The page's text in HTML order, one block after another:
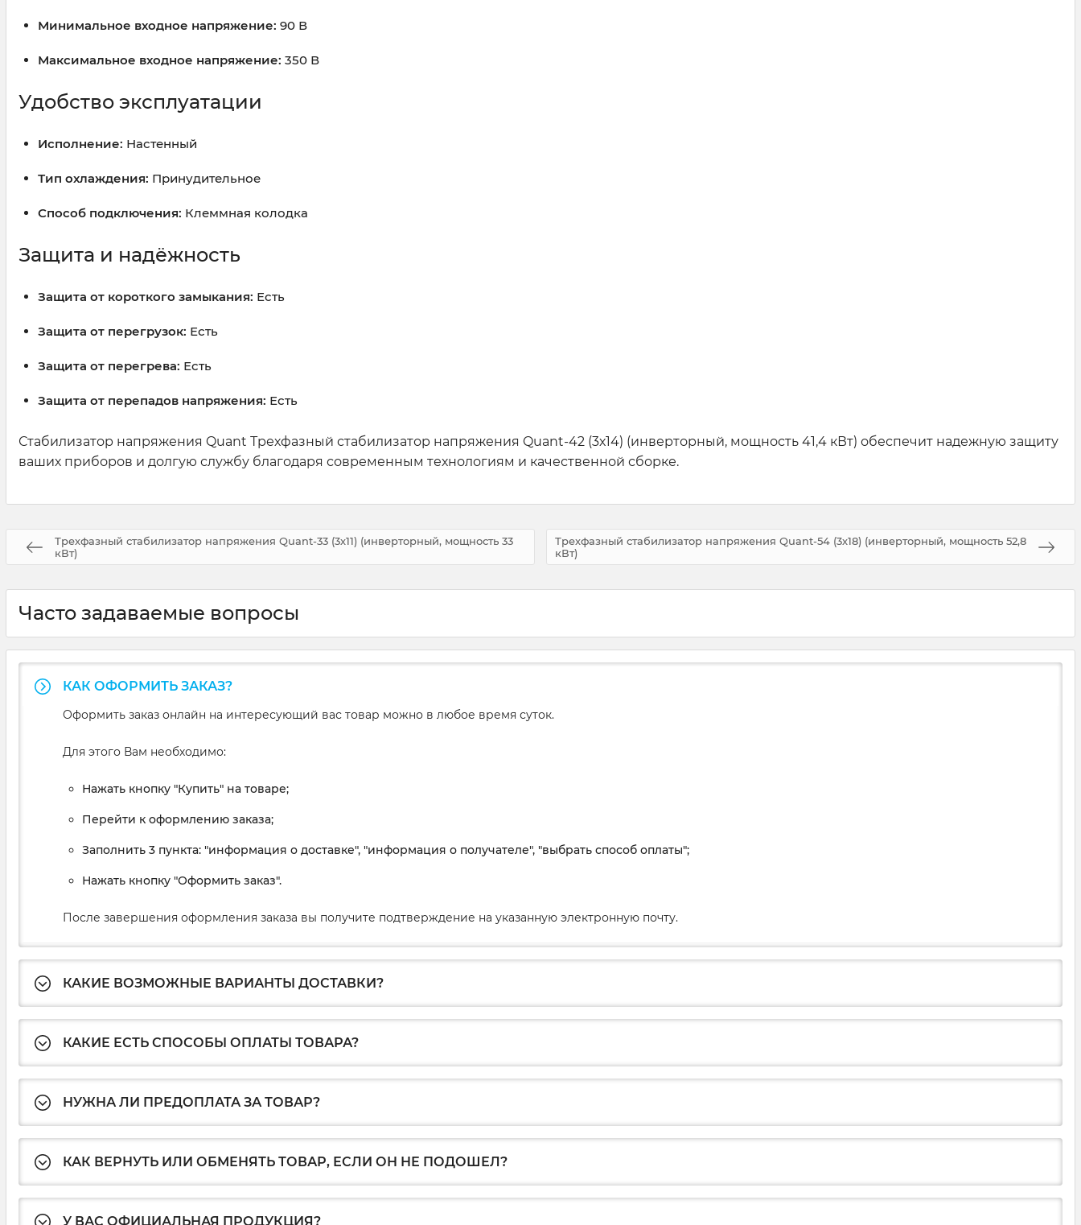
Минимальное входное напряжение: 90 В
Максимальное входное напряжение: 350 В
Удобство эксплуатации
Исполнение: Настенный
Тип охлаждения: Принудительное
Способ подключения: Клеммная колодка
Защита и надёжность
Защита от короткого замыкания: Есть
Защита от перегрузок: Есть
Защита от перегрева: Есть
Защита от перепадов напряжения: Есть
Стабилизатор напряжения Quant Трехфазный стабилизатор напряжения Quant-42 (3х14) (инверторный, мощность 41,4 кВт) обеспечит надежную защиту
ваших приборов и долгую службу благодаря современным технологиям и качественной сборке.
Трехфазный стабилизатор напряжения Quant-33 (3х11) (инверторный, мощность 33
кВт)
Трехфазный стабилизатор напряжения Quant-54 (3х18) (инверторный, мощность 52,8
кВт)
Часто задаваемые вопросы
КАК ОФОРМИТЬ ЗАКАЗ?
Оформить заказ онлайн на интересующий вас товар можно в любое время суток.
Для этого Вам необходимо:
Нажать кнопку "Купить" на товаре;
Перейти к оформлению заказа;
Заполнить 3 пункта: "информация о доставке", "информация о получателе", "выбрать способ оплаты";
Нажать кнопку "Оформить заказ".
После завершения оформления заказа вы получите подтверждение на указанную электронную почту.
КАКИЕ ВОЗМОЖНЫЕ ВАРИАНТЫ ДОСТАВКИ?
КАКИЕ ЕСТЬ СПОСОБЫ ОПЛАТЫ ТОВАРА?
НУЖНА ЛИ ПРЕДОПЛАТА ЗА ТОВАР?
КАК ВЕРНУТЬ ИЛИ ОБМЕНЯТЬ ТОВАР, ЕСЛИ ОН НЕ ПОДОШЕЛ?
У ВАС ОФИЦИАЛЬНАЯ ПРОДУКЦИЯ?